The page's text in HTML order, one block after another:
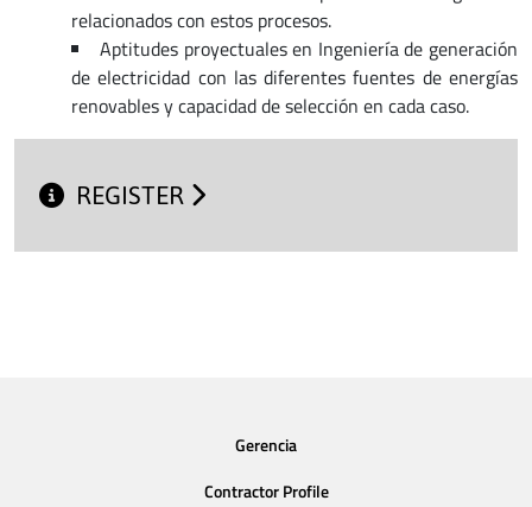
relacionados con estos procesos.
Aptitudes proyectuales en Ingeniería de generación
de electricidad con las diferentes fuentes de energías
renovables y capacidad de selección en cada caso.
REGISTER
Gerencia
Contractor Profile